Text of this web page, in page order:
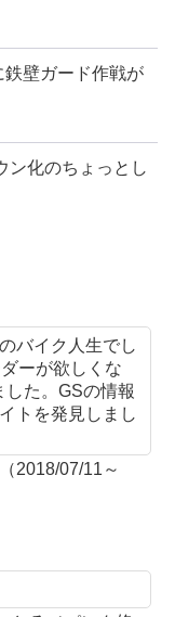
鉄壁ガード作戦が
ン化のちょっとし
バイク人生でし
ーが欲しくな
た。GSの情報
トを発見しまし
2018/07/11～